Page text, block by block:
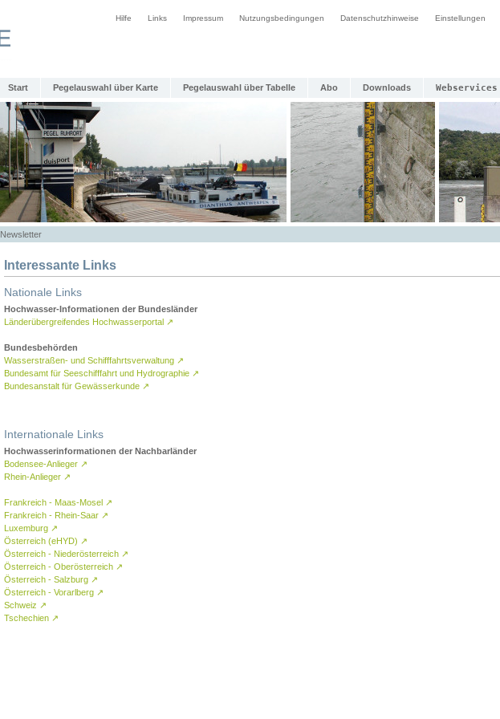
Hilfe Links Impressum Nutzungsbedingungen Datenschutzhinweise Einstellungen
Start Pegelauswahl über Karte Pegelauswahl über Tabelle Abo Downloads Webservices
Newsletter
Interessante Links
Nationale Links
Hochwasser-Informationen der Bundesländer
Länderübergreifendes Hochwasserportal ↗
Bundesbehörden
Wasserstraßen- und Schifffahrtsverwaltung ↗
Bundesamt für Seeschifffahrt und Hydrographie ↗
Bundesanstalt für Gewässerkunde ↗
Internationale Links
Hochwasserinformationen der Nachbarländer
Bodensee-Anlieger ↗
Rhein-Anlieger ↗
Frankreich - Maas-Mosel ↗
Frankreich - Rhein-Saar ↗
Luxemburg ↗
Österreich (eHYD) ↗
Österreich - Niederösterreich ↗
Österreich - Oberösterreich ↗
Österreich - Salzburg ↗
Österreich - Vorarlberg ↗
Schweiz ↗
Tschechien ↗